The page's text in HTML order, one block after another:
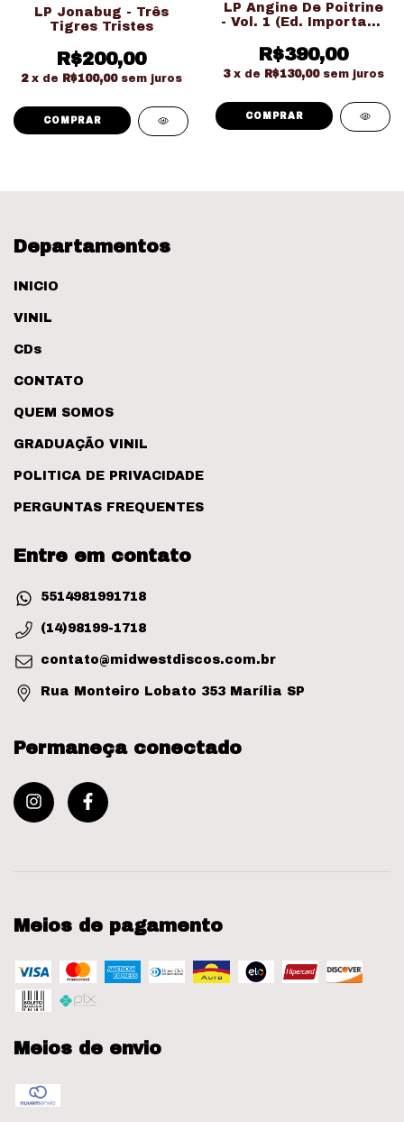
LP Jonabug - Três
Tigres Tristes
R$200,00
2 x de R$100,00 sem juros
COMPRAR
LP Angine De Poitrine
- Vol. 1 (Ed. Importado
R$390,00
3 x de R$130,00 sem juros
Departamentos
INICIO
VINIL
CDs
CONTATO
QUEM SOMOS
GRADUAÇÃO VINIL
POLITICA DE PRIVACIDADE
PERGUNTAS FREQUENTES
Entre em contato
5514981991718
(14)98199-1718
contato@midwestdiscos.com.br
Rua Monteiro Lobato 353 Marília SP
Permaneça conectado
Meios de pagamento
Meios de envio